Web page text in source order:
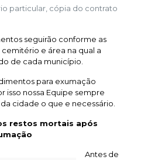
particular, cópia do contrato
seguirão conforme as
e área na qual a
de cada município.
para exumação
isso nossa Equipe sempre
cidade o que e necessário.
restos mortais após
Antes de